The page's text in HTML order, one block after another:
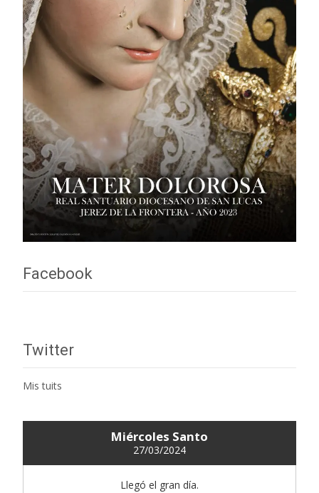
Facebook
Twitter
Mis tuits
Miércoles Santo
27/03/2024
Llegó el gran día.